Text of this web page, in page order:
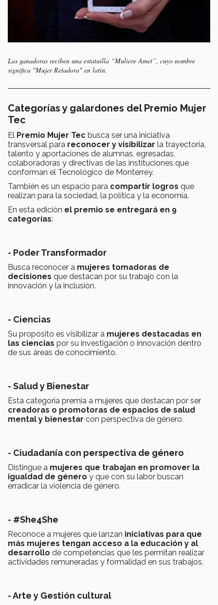
Las ganadoras reciben una estatuilla “Muliere Amet”, cuyo nombre
significa "Mujer Retadora" en latín.
Categorías y galardones del Premio Mujer
Tec
El Premio Mujer Tec busca ser una iniciativa
transversal para reconocer y visibilizar la trayectoria,
talento y aportaciones de alumnas, egresadas,
colaboradoras y directivas de las instituciones que
conforman el Tecnológico de Monterrey.
También es un espacio para compartir logros que
realizan para la sociedad, la política y la economía.
En esta edición el premio se entregará en 9
categorías:
- Poder Transformador
Busca reconocer a mujeres tomadoras de
decisiones que destacan por su trabajo con la
innovación y la inclusión.
- Ciencias
Su propósito es visibilizar a mujeres destacadas en
las ciencias por su investigación o innovación dentro
de sus áreas de conocimiento.
- Salud y Bienestar
Esta categoría premia a mujeres que destacan por ser
creadoras o promotoras de espacios de salud
mental y bienestar con perspectiva de género.
- Ciudadanía con perspectiva de género
Distingue a mujeres que trabajan en promover la
igualdad de género y que con su labor buscan
erradicar la violencia de género.
- #She4She
Reconoce a mujeres que lanzan iniciativas para que
más mujeres tengan acceso a la educación y al
desarrollo de competencias que les permitan realizar
actividades remuneradas y formalidad en sus trabajos.
- Arte y Gestión cultural